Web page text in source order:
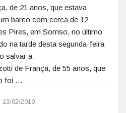
de 21 anos, que estava
barco com cerca de 12
Pires, em Sorriso, no último
na tarde desta segunda-feira
salvar a
de França, de 55 anos, que
foi …
13/02/2019